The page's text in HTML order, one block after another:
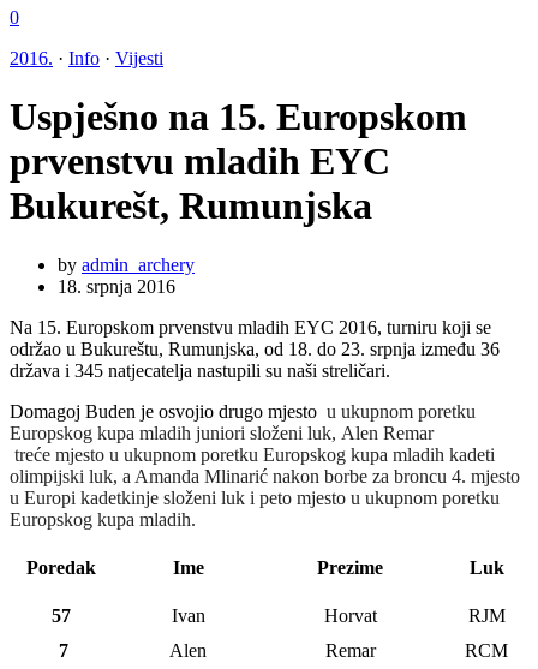
0
2016. · Info · Vijesti
Uspješno na 15. Europskom
prvenstvu mladih EYC
Bukurešt, Rumunjska
by admin_archery
18. srpnja 2016
Na 15. Europskom prvenstvu mladih EYC 2016, turniru koji se
održao u Bukureštu, Rumunjska, od 18. do 23. srpnja između 36
država i 345 natjecatelja nastupili su naši streličari.
Domagoj Buden je osvojio drugo mjesto u ukupnom poretku
Europskog kupa mladih juniori složeni luk, Alen Remar
treće mjesto u ukupnom poretku Europskog kupa mladih kadeti
olimpijski luk, a Amanda Mlinarić nakon borbe za broncu 4. mjesto
u Europi kadetkinje složeni luk i peto mjesto u ukupnom poretku
Europskog kupa mladih.
Poredak Ime Prezime Luk
57 Ivan Horvat
RJM
7
Alen Remar
RCM